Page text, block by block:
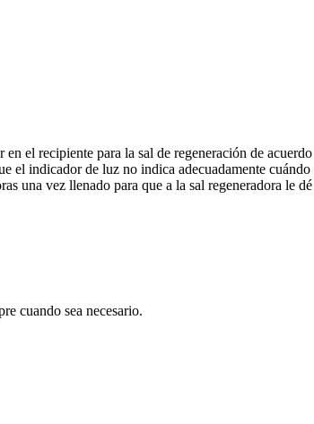
el recipiente para la sal de regeneración de
el indicador de luz no indica adecuadamente cuándo
una vez llenado para que a la sal regeneradora le
cuando sea necesario.